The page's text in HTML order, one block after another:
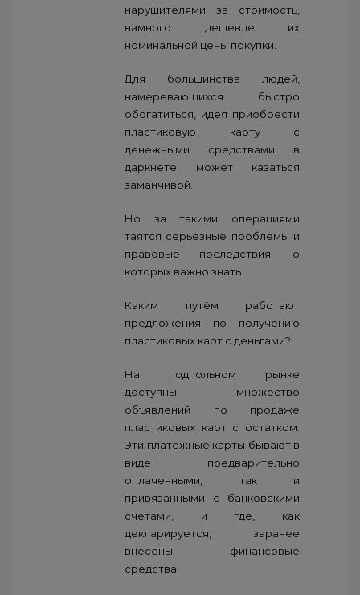
нарушителями за стоимость,
намного дешевле их
номинальной цены покупки.
Для большинства людей,
намеревающихся быстро
обогатиться, идея приобрести
пластиковую карту с
денежными средствами в
даркнете может казаться
заманчивой.
Но за такими операциями
таятся серьезные проблемы и
правовые последствия, о
которых важно знать.
Каким путём работают
предложения по получению
пластиковых карт с деньгами?
На подпольном рынке
доступны множество
объявлений по продаже
пластиковых карт с остатком.
Эти платёжные карты бывают в
виде предварительно
оплаченными, так и
привязанными с банковскими
счетами, и где, как
декларируется, заранее
внесены финансовые
средства.